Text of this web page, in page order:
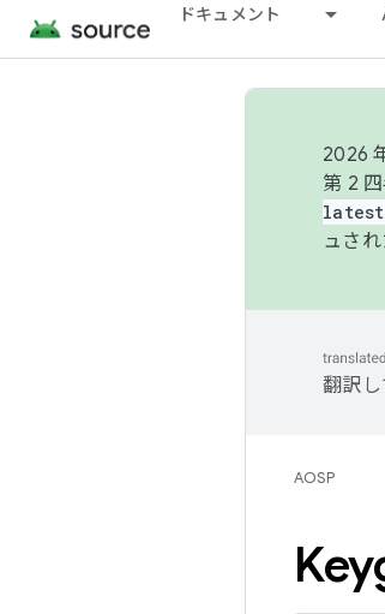
ドキュメント
2026
第 2
ュさ
翻訳し
AOSP